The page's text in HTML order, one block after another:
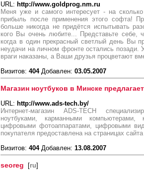
URL: http://www.goldprog.nm.ru
Меня уже и самого интересует - на
прибыль после применения этого софта!
больше никогда не придётся испытывать
кого Вы очень любите... Представьте себе,
когда в один прекрасный светлый день Вы
неудачи на личном фронте остались
враги наказаны, а Ваши друзья процветают
Визитов: 404Добавлен: 03.05.2007
Магазин ноутбуков в Минске
URL: http://www.ads-tech.by/
Интернет-магазин ADS-TECH
ноутбуками, карманными компьютерами,
цифровыми фотоаппаратами, цифровыми
покупателя предоставлена на страницах сайта
Визитов: 404Добавлен: 13.08.2007
seoreg [ru]